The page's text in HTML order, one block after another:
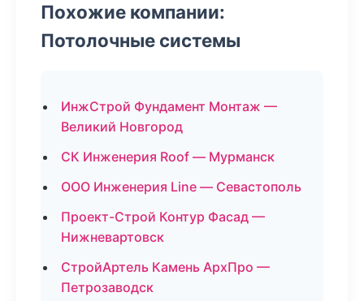
Похожие компании:
Потолочные системы
ИнжСтрой Фундамент Монтаж —
Великий Новгород
СК Инженерия Roof — Мурманск
ООО Инженерия Line — Севастополь
Проект-Строй Контур Фасад —
Нижневартовск
СтройАртель Камень АрхПро —
Петрозаводск